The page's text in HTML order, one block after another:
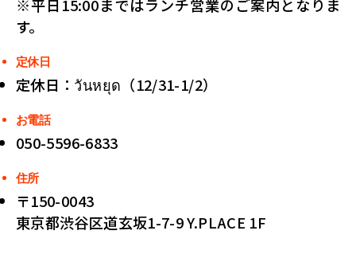
※平日15:00まではランチ営業のご案内となりま
す。
定休日
定休日：วันหยุด（12/31-1/2）
お電話
050-5596-6833
住所
〒150-0043
東京都渋谷区道玄坂1-7-9 Y.PLACE 1F